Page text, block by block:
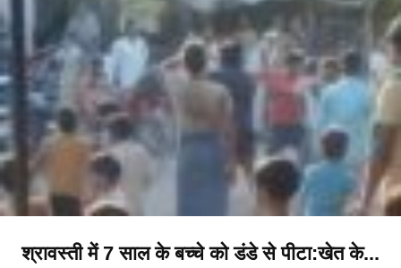
श्रावस्ती में 7 साल के बच्चे को डंडे से पीटा:खेत के...